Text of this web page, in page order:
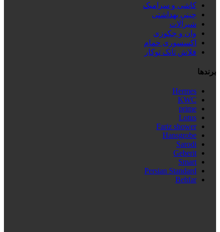
کاشی و سرامیک
چینی بهداشتی
شیرآلات
وان و جکوزی
اکسسوری حمام
فلاش تانک توکار
برندها
Hermes
KWC
prime
Lotus
Fariz shower
Hansgrobe
Sarodi
Geberit
Smart
Persian Standard
Behfar